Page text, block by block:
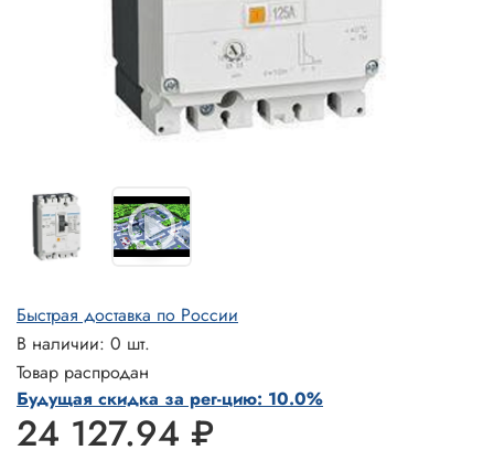
Быстрая доставка по России
В наличии: 0 шт.
Товар распродан
Будущая скидка за рег-цию: 10.0%
24 127.94 ₽